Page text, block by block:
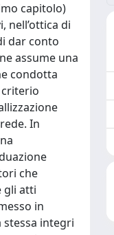
capitolo)
nell’ottica di
dar conto
assume una
condotta
criterio
In
che
gli atti
in
stessa integri